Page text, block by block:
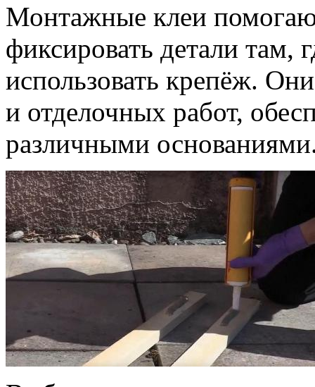
Монтажные клеи
фиксировать детали там,
использовать крепёж.
и отделочных работ,
различными